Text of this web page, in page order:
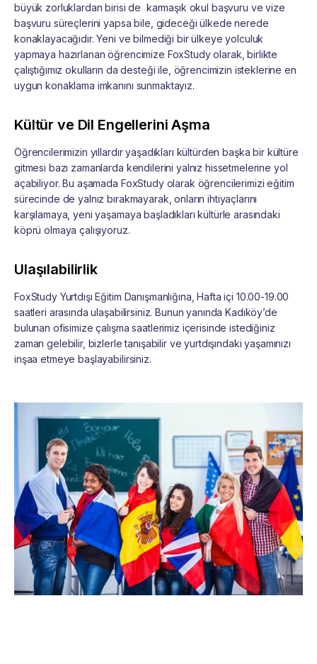
büyük zorluklardan birisi de karmaşık okul başvuru ve vize
başvuru süreçlerini yapsa bile, gideceği ülkede nerede
konaklayacağıdır. Yeni ve bilmediği bir ülkeye yolculuk
yapmaya hazırlanan öğrencimize FoxStudy olarak, birlikte
çalıştığımız okulların da desteği ile, öğrencimizin isteklerine en
uygun konaklama imkanını sunmaktayız.
Kültür ve Dil Engellerini Aşma
Öğrencilerimizin yıllardır yaşadıkları kültürden başka bir kültüre
gitmesi bazı zamanlarda kendilerini yalnız hissetmelerine yol
açabiliyor. Bu aşamada FoxStudy olarak öğrencilerimizi eğitim
sürecinde de yalnız bırakmayarak, onların ihtiyaçlarını
karşılamaya, yeni yaşamaya başladıkları kültürle arasındaki
köprü olmaya çalışıyoruz.
Ulaşılabilirlik
FoxStudy Yurtdışı Eğitim Danışmanlığına, Hafta içi 10.00-19.00
saatleri arasında ulaşabilirsiniz. Bunun yanında Kadıköy’de
bulunan ofisimize çalışma saatlerimiz içerisinde istediğiniz
zaman gelebilir, bizlerle tanışabilir ve yurtdışındaki yaşamınızı
inşaa etmeye başlayabilirsiniz.